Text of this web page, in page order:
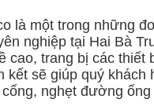
là một trong những
nghiệp tại Hai Bà
cao, trang bị các thiết
kết sẽ giúp quý
nghẹt đường